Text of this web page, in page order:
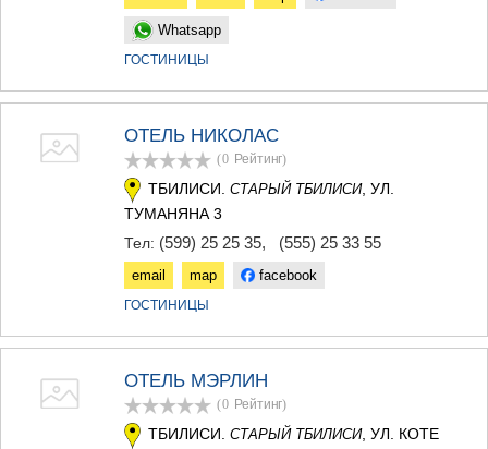
Whatsapp
ГОСТИНИЦЫ
ОТЕЛЬ НИКОЛАС
(0 Рейтинг)
ТБИЛИСИ. СТАРЫЙ ТБИЛИСИ, УЛ.
ТУМАНЯНА 3
Тел: (599) 25 25 35, (555) 25 33 55
email map facebook
ГОСТИНИЦЫ
ОТЕЛЬ МЭРЛИН
(0 Рейтинг)
ТБИЛИСИ. СТАРЫЙ ТБИЛИСИ, УЛ. КОТЕ